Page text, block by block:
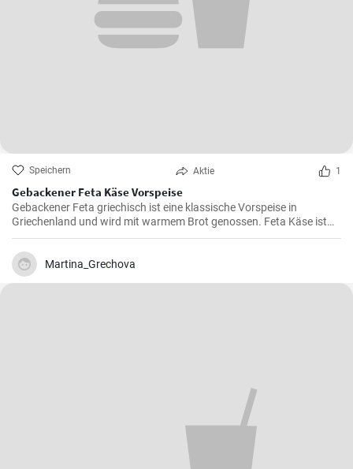
Speichern Aktie 1
Gebackener Feta Käse Vorspeise
Gebackener Feta griechisch ist eine klassische Vorspeise in
Griechenland und wird mit warmem Brot genossen. Feta Käse ist
aus Schafsmilch und schmeckt pikant aber nicht zu salzig .
Gebackener Feta im Ofen ist besonders köstlich. Probieren sie es
aus.
Martina_Grechova